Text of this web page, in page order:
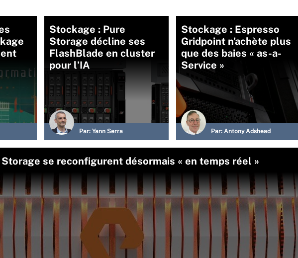
Stockage : Pure
Storage décline ses
FlashBlade en cluster
pour l’IA
Par: Yann Serra
Stockage : Espresso
Gridpoint n’achète plus
que des baies « as-a-
Service »
Par: Antony Adshead
se reconfigurent désormais « en temps réel »